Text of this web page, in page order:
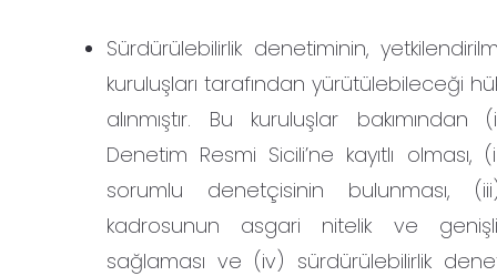
Sürdürülebilirlik denetiminin,
kuruluşları tarafından yürütülebileceği
alınmıştır. Bu kuruluşlar bakımından
Denetim Resmi Sicili’ne kayıtlı
sorumlu denetçisinin bulunması,
kadrosunun asgari nitelik ve
sağlaması ve (iv) sürdürülebilirlik